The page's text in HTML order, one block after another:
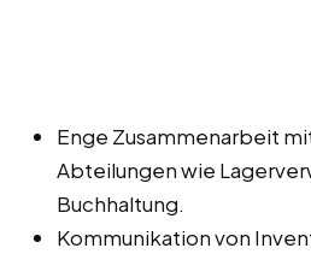
Enge Zusammenarbeit
Abteilungen wie
Buchhaltung.
Kommunikation von